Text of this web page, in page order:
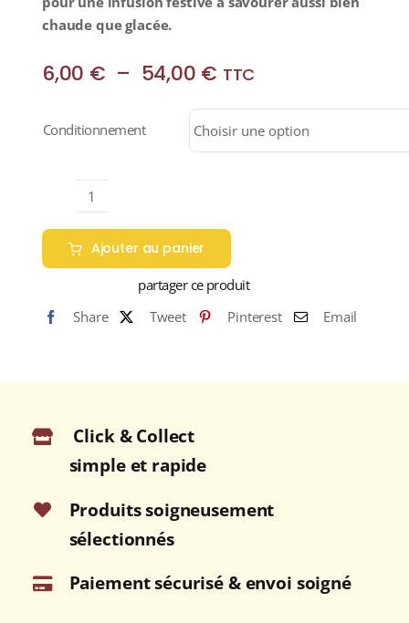
chaude que glacée.
6,00 € – 54,00 € Plage
prix :
6,00 €
TTC
Conditionnement
quantité
de
SAMBA
(Carcadet)
Ajouter au panier
partager ce produit
Share
Tweet Pinterest Email
Click & Collect
simple et rapide
Produits soigneusement
sélectionnés
Paiement sécurisé & envoi soigné